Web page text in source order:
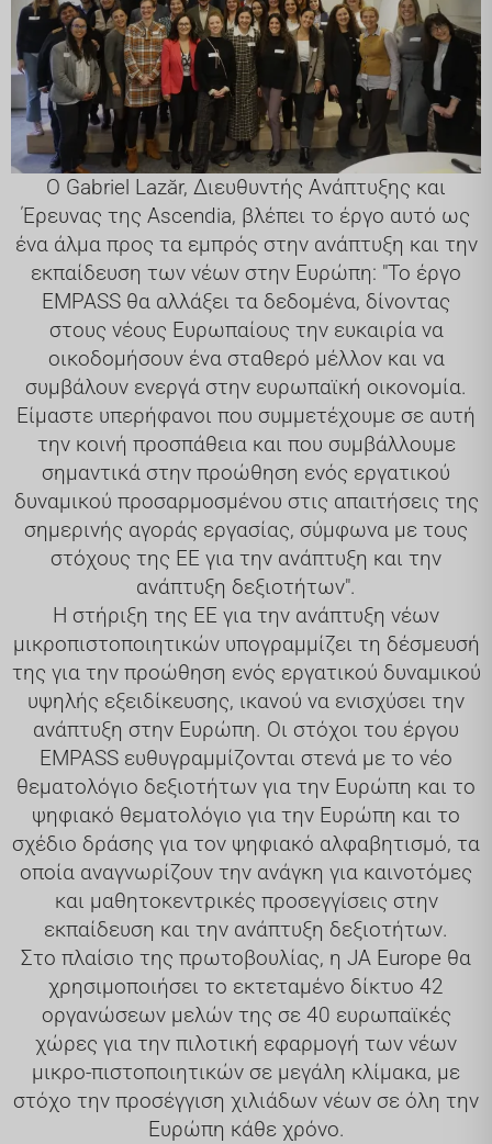
Ο Gabriel Lazăr, Διευθυντής Ανάπτυξης και
Έρευνας της Ascendia, βλέπει το έργο αυτό ως
ένα άλμα προς τα εμπρός στην ανάπτυξη και την
εκπαίδευση των νέων στην Ευρώπη: "Το έργο
EMPASS θα αλλάξει τα δεδομένα, δίνοντας
στους νέους Ευρωπαίους την ευκαιρία να
οικοδομήσουν ένα σταθερό μέλλον και να
συμβάλουν ενεργά στην ευρωπαϊκή οικονομία.
Είμαστε υπερήφανοι που συμμετέχουμε σε αυτή
την κοινή προσπάθεια και που συμβάλλουμε
σημαντικά στην προώθηση ενός εργατικού
δυναμικού προσαρμοσμένου στις απαιτήσεις της
σημερινής αγοράς εργασίας, σύμφωνα με τους
στόχους της ΕΕ για την ανάπτυξη και την
ανάπτυξη δεξιοτήτων".
Η στήριξη της ΕΕ για την ανάπτυξη νέων
μικροπιστοποιητικών υπογραμμίζει τη δέσμευσή
της για την προώθηση ενός εργατικού δυναμικού
υψηλής εξειδίκευσης, ικανού να ενισχύσει την
ανάπτυξη στην Ευρώπη. Οι στόχοι του έργου
EMPASS ευθυγραμμίζονται στενά με το νέο
θεματολόγιο δεξιοτήτων για την Ευρώπη και το
ψηφιακό θεματολόγιο για την Ευρώπη και το
σχέδιο δράσης για τον ψηφιακό αλφαβητισμό, τα
οποία αναγνωρίζουν την ανάγκη για καινοτόμες
και μαθητοκεντρικές προσεγγίσεις στην
εκπαίδευση και την ανάπτυξη δεξιοτήτων.
Στο πλαίσιο της πρωτοβουλίας, η JA Europe θα
χρησιμοποιήσει το εκτεταμένο δίκτυο 42
οργανώσεων μελών της σε 40 ευρωπαϊκές
χώρες για την πιλοτική εφαρμογή των νέων
μικρο-πιστοποιητικών σε μεγάλη κλίμακα, με
στόχο την προσέγγιση χιλιάδων νέων σε όλη την
Ευρώπη κάθε χρόνο.